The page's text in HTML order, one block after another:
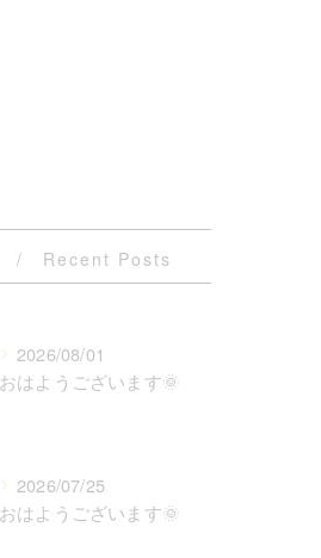
Recent Posts
2026/08/01
おはようございます🌞
2026/07/25
おはようございます🌞